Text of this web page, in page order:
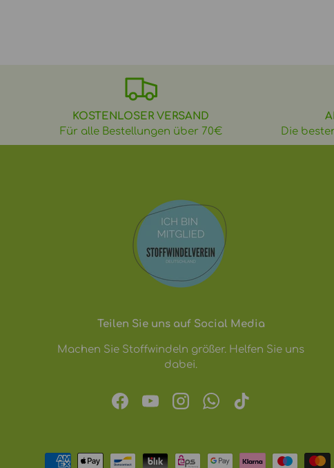
KOSTENLOSER VERSAND
Für alle Bestellungen über 70€
Die
Teilen Sie uns auf Social Media
Machen Sie Stoffwindeln größer. Helfen Sie uns
dabei.
FacebookYouTubeInstagramWhatsApp
TikTok
Zahlungsmethoden